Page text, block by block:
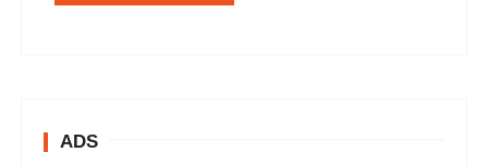
ADS